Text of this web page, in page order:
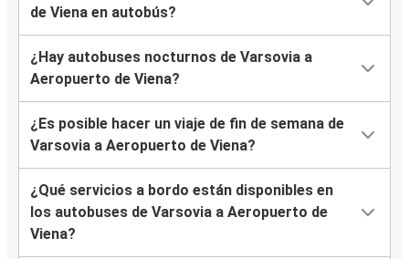
de Viena en autobús?
¿Hay autobuses nocturnos de Varsovia a
Aeropuerto de Viena?
¿Es posible hacer un viaje de fin de semana de
Varsovia a Aeropuerto de Viena?
¿Qué servicios a bordo están disponibles en
los autobuses de Varsovia a Aeropuerto de
Viena?